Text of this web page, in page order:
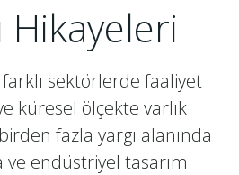
Hikayeleri
sektörlerde faaliyet
küresel ölçekte varlık
fazla yargı alanında
endüstriyel tasarım